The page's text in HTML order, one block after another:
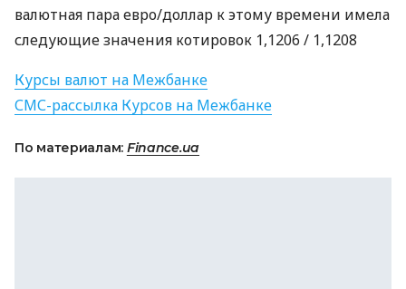
валютная пара евро/доллар к этому времени имела
следующие значения котировок 1,1206 / 1,1208
Курсы валют на Межбанке
СМС-рассылка Курсов на Межбанке
По материалам: Finance.ua